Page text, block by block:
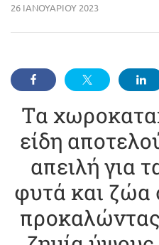
26 ΙΑΝΟΥΑΡΊΟΥ 2023
Τα
είδη
απειλή για
φυτά και